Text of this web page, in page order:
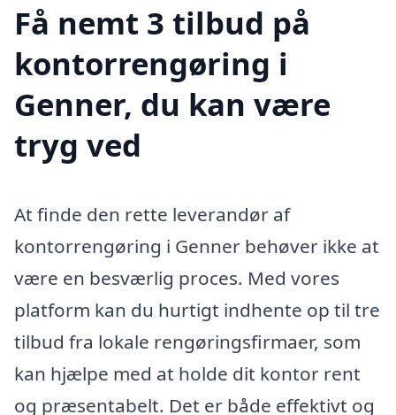
Få nemt 3 tilbud på
kontorrengøring i
Genner, du kan være
tryg ved
At finde den rette leverandør af
kontorrengøring i Genner behøver ikke at
være en besværlig proces. Med vores
platform kan du hurtigt indhente op til tre
tilbud fra lokale rengøringsfirmaer, som
kan hjælpe med at holde dit kontor rent
og præsentabelt. Det er både effektivt og